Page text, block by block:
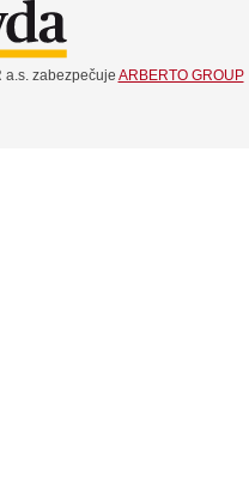
a.s. zabezpečuje ARBERTO GROUP